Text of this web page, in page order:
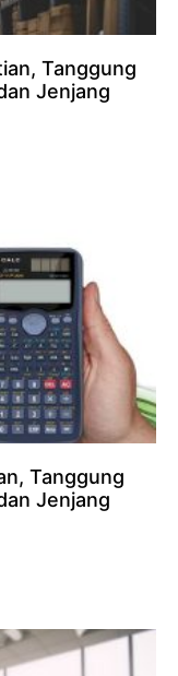
Tanggung
Jenjang
Tanggung
Jenjang